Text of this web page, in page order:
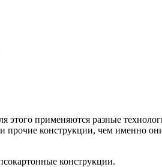
этого применяются разные
конструкции, чем именно
конструкции.